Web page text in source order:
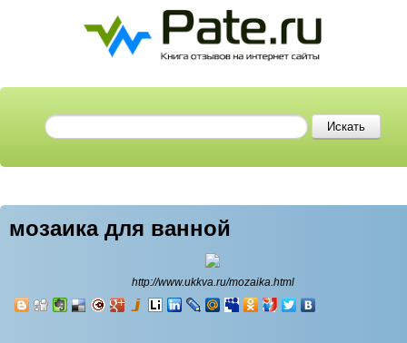
мозаика для ванной
http://www.ukkva.ru/mozaika.html